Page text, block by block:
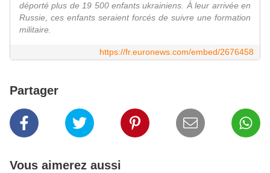
déporté plus de 19 500 enfants ukrainiens. À leur arrivée en
Russie, ces enfants seraient forcés de suivre une formation
militaire.
https://fr.euronews.com/embed/2676458
Partager
Vous aimerez aussi